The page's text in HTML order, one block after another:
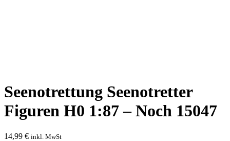
Seenotrettung Seenotretter
Figuren H0 1:87 – Noch 15047
14,99 € inkl. MwSt